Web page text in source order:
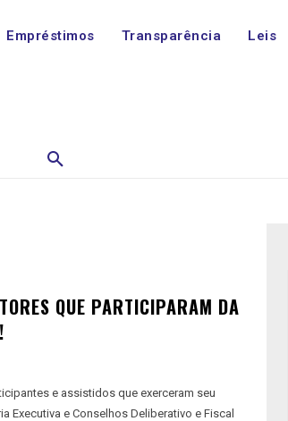
Empréstimos Transparência Leis
QUE PARTICIPARAM DA
e assistidos que exerceram seu
Executiva e Conselhos Deliberativo e Fiscal